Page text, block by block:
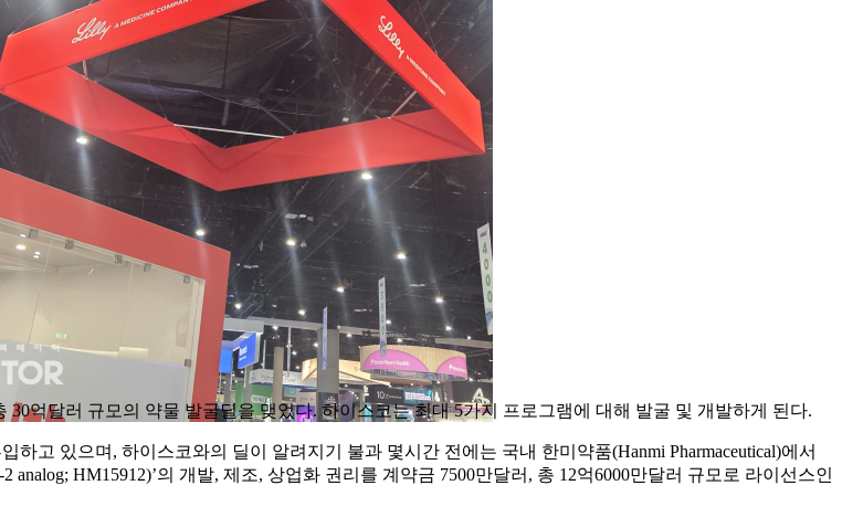
30억달러 규모의 약물 발굴딜을 맺었다. 하이스코는 최대 5가지 프로그램에 대해 발굴 및 개발하게 된다.
고 있으며, 하이스코와의 딜이 알려지기 불과 몇시간 전에는 국내 한미약품(Hanmi Pharmaceutical)에서
HM15912)’의 개발, 제조, 상업화 권리를 계약금 7500만달러, 총 12억6000만달러 규모로 라이선스인